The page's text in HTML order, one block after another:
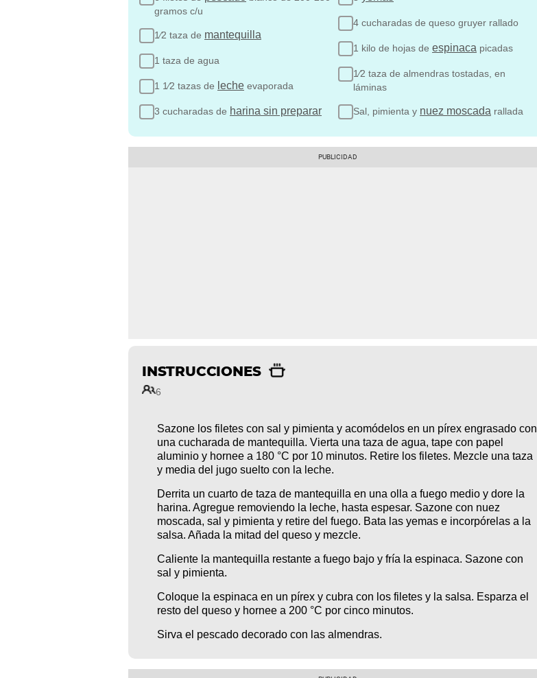
gramos c/u
1⁄2 taza de mantequilla
1 taza de agua
1 1⁄2 tazas de leche evaporada
3 cucharadas de harina sin preparar
4 cucharadas de queso gruyer rallado
1 kilo de hojas de espinaca picadas
1⁄2 taza de almendras tostadas, en
láminas
Sal, pimienta y nuez moscada rallada
INSTRUCCIONES
6
Sazone los filetes con sal y pimienta y acomódelos en un pírex engrasado con
una cucharada de mantequilla. Vierta una taza de agua, tape con papel
aluminio y hornee a 180 °C por 10 minutos. Retire los filetes. Mezcle una taza
y media del jugo suelto con la leche.
Derrita un cuarto de taza de mantequilla en una olla a fuego medio y dore la
harina. Agregue removiendo la leche, hasta espesar. Sazone con nuez
moscada, sal y pimienta y retire del fuego. Bata las yemas e incorpórelas a la
salsa. Añada la mitad del queso y mezcle.
Caliente la mantequilla restante a fuego bajo y fría la espinaca. Sazone con
sal y pimienta.
Coloque la espinaca en un pírex y cubra con los filetes y la salsa. Esparza el
resto del queso y hornee a 200 °C por cinco minutos.
Sirva el pescado decorado con las almendras.